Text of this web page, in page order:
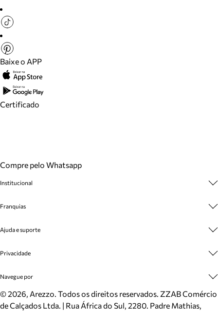
Baixe o APP
Certificado
Compre pelo Whatsapp
Institucional
Cashback
Venda Corporativa
Mapa do Site
Inverno
Mundo Arezzo
Franquias
Plano de Negócio
Ajuda e suporte
Cadastro
Meus Pedidos
Trocas e Devoluções
Cartão Presente
Privacidade
Politica e Privacidade
Navegue por
Sapatos
Bolsas
©2026, Arezzo. Todos os direitos reservados. ZZAB Comércio
de Calçados Ltda. | Rua África do Sul, 2280. Padre Mathias,